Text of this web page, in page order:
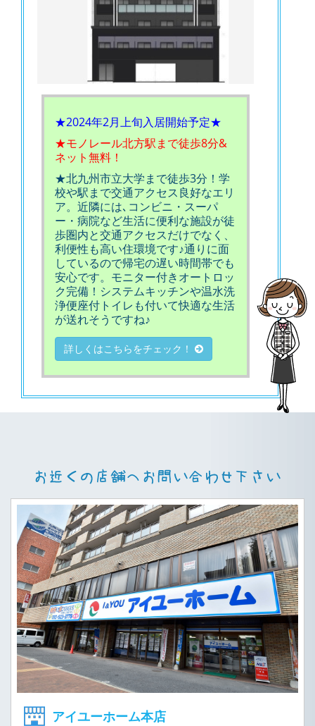
★2024年2月上旬入居開始予定★
★モノレール北方駅まで徒歩8分&
ネット無料！
★北九州市立大学まで徒歩3分！学
校や駅まで交通アクセス良好なエリ
ア。近隣には､コンビニ・スーパ
ー・病院など生活に便利な施設が徒
歩圏内と交通アクセスだけでなく、
利便性も高い住環境です♪通りに面
しているので帰宅の遅い時間帯でも
安心です。モニター付きオートロッ
ク完備！システムキッチンや温水洗
浄便座付トイレも付いて快適な生活
が送れそうですね♪
詳しくはこちらをチェック！
アイユーホーム本店